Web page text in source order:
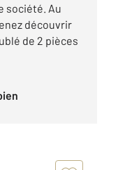
société. Au
découvrir
de 2 pièces